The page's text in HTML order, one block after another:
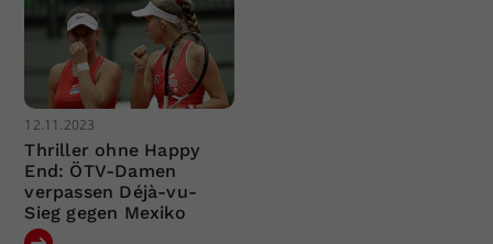
12.11.2023
Thriller ohne Happy
End: ÖTV-Damen
verpassen Déjà-vu-
Sieg gegen Mexiko